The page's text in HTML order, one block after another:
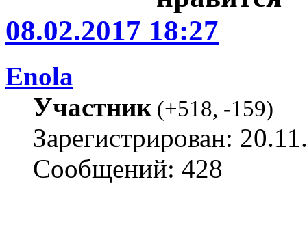
08.02.2017 18:27
Enola
Участник(+518, -159)
Зарегистрирован:
Сообщений: 428